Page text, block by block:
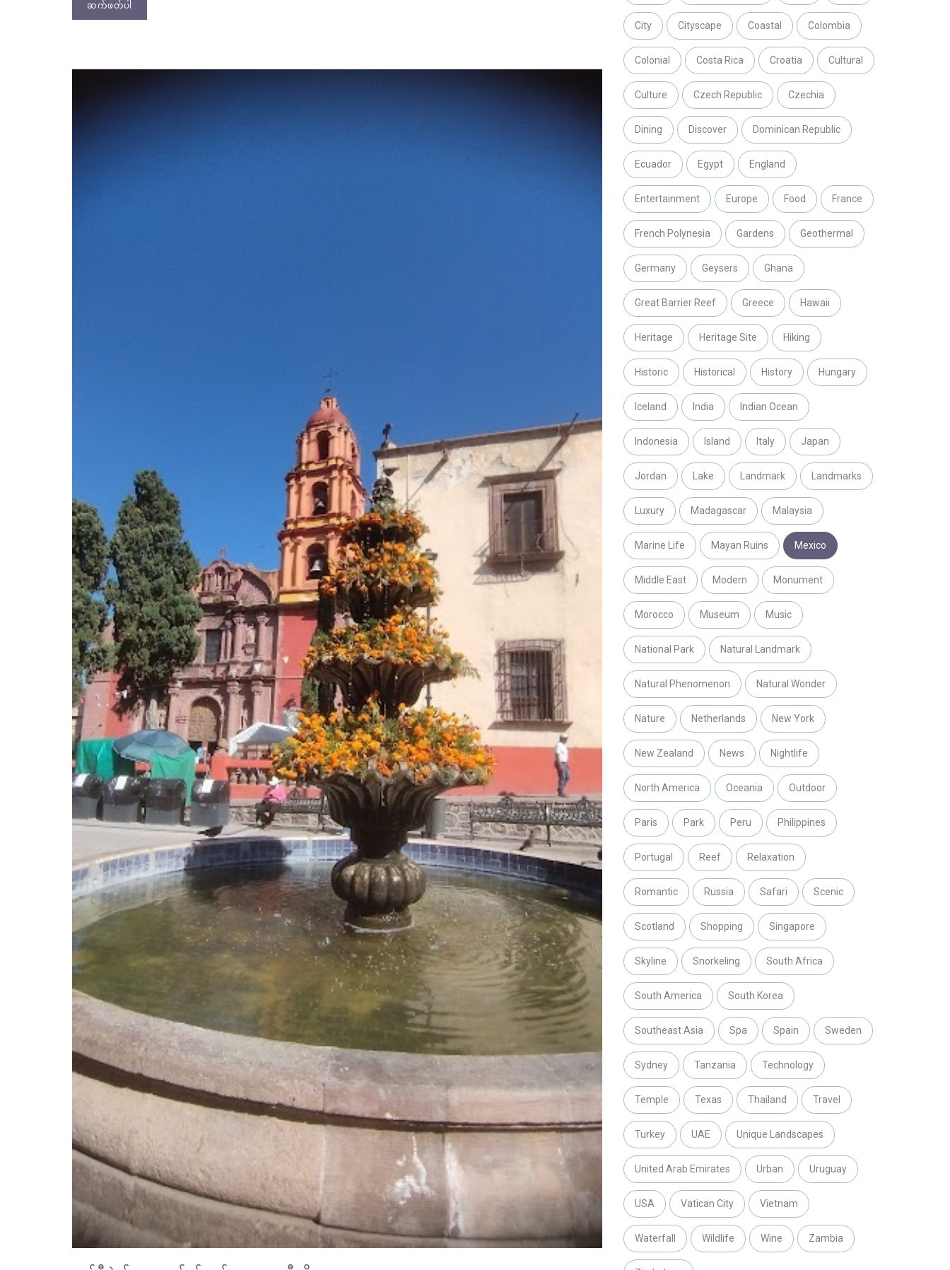
ဆက်ဖတ်ပါ
City Cityscape Coastal Colombia
Colonial Costa Rica Croatia Cultural
Culture Czech Republic Czechia
Dining Discover Dominican Republic
Ecuador Egypt England
Entertainment Europe Food France
French Polynesia Gardens Geothermal
Germany Geysers Ghana
Great Barrier Reef Greece Hawaii
Heritage Heritage Site Hiking
Historic Historical History Hungary
Iceland India Indian Ocean
Indonesia Island Italy Japan
Jordan Lake Landmark Landmarks
Luxury Madagascar Malaysia
Marine Life Mayan Ruins Mexico
Middle East Modern Monument
Morocco Museum Music
National Park Natural Landmark
Natural Phenomenon Natural Wonder
Nature Netherlands New York
New Zealand News Nightlife
North America Oceania Outdoor
Paris Park Peru Philippines
Portugal Reef Relaxation
Romantic Russia Safari Scenic
Scotland Shopping Singapore
Skyline Snorkeling South Africa
South America South Korea
Southeast Asia Spa Spain Sweden
Sydney Tanzania Technology
Temple Texas Thailand Travel
Turkey UAE Unique Landscapes
United Arab Emirates Urban Uruguay
USA Vatican City Vietnam
Waterfall Wildlife Wine Zambia